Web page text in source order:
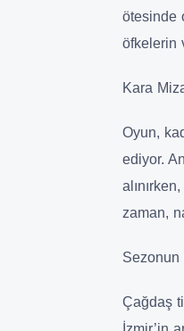
ötesinde
öfkelerin
Kara
Oyun,
ediyor.
zaman,
Sezonun
Çağdaş